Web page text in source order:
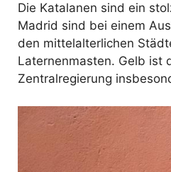
Die Katalanen sind ein
Madrid sind bei einem
den mittelalterlichen
Laternenmasten. Gelb ist
Zentralregierung